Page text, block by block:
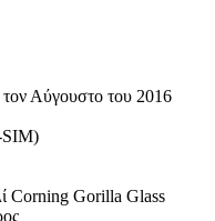
Αύγουστο του 2016
SIM)
Corning Gorilla Glass